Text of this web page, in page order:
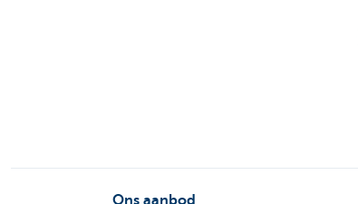
Ons aanbod